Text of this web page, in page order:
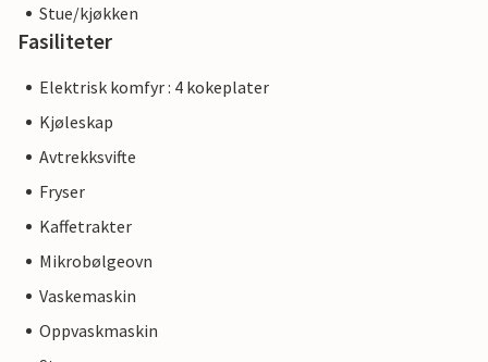
Stue/kjøkken
Fasiliteter
Elektrisk komfyr : 4 kokeplater
Kjøleskap
Avtrekksvifte
Fryser
Kaffetrakter
Mikrobølgeovn
Vaskemaskin
Oppvaskmaskin